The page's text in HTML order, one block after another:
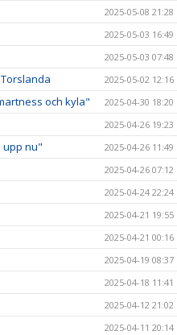
2025-05-08 21:28
2025-05-03 16:49
2025-05-03 07:48
2025-05-02 12:16
och kyla" 2025-04-30 18:20
2025-04-26 19:23
upp nu" 2025-04-26 11:49
2025-04-26 07:12
2025-04-24 22:24
2025-04-21 19:55
2025-04-21 00:16
2025-04-19 08:37
2025-04-18 11:41
2025-04-12 21:02
2025-04-11 20:14